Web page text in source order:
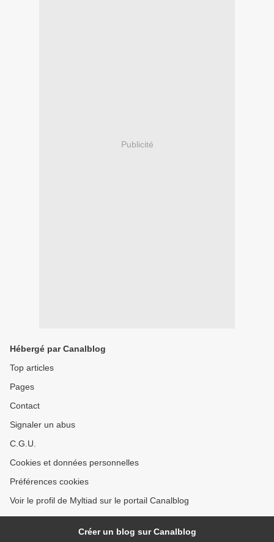
Publicité
Hébergé par Canalblog
Top articles
Pages
Contact
Signaler un abus
C.G.U.
Cookies et données personnelles
Préférences cookies
Voir le profil de Myltiad sur le portail Canalblog
Créer un blog sur Canalblog